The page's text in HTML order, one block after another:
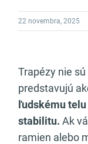
22 novembra, 2025
Trapézy nie sú
predstavujú
ľudskému
stabilitu. Ak
ramien alebo